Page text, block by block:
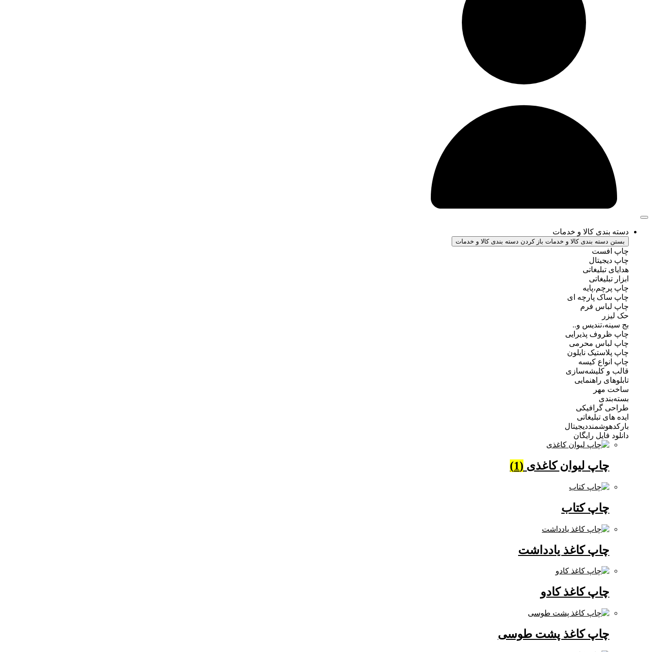
دسته بندی کالا و خدمات
بستن دسته بندی کالا و خدمات باز کردن دسته بندی کالا و خدمات
چاپ افست
چاپ دیجیتال
هدایای تبلیغاتی
ابزار تبلیغاتی
چاپ پرچم،پایه
چاپ ساک پارچه ای
چاپ لباس فرم
حک لیزر
بج سینه،تندیس و..
چاپ ظروف پذیرایی
چاپ لباس محرمی
چاپ پلاستیک نایلون
چاپ انواع کیسه
قالب و کلیشه‌سازی
تابلوهای راهنمایی
ساخت مهر
بسته‌بندی
طراحی گرافیکی
ایده های تبلیغاتی
بارکدهوشمنددیجیتال
دانلود فایل رایگان
چاپ لیوان کاغذی (1)
چاپ کتاب
چاپ کاغذ یادداشت
چاپ کاغذ کادو
چاپ کاغذ پشت طوسی